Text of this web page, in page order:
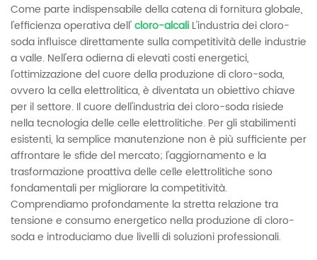
Come parte indispensabile della catena di fornitura globale,
l'efficienza operativa dell'cloro-alcali L'industria dei cloro-
soda influisce direttamente sulla competitività delle industrie
a valle. Nell'era odierna di elevati costi energetici,
l'ottimizzazione del cuore della produzione di cloro-soda,
ovvero la cella elettrolitica, è diventata un obiettivo chiave
per il settore. Il cuore dell'industria dei cloro-soda risiede
nella tecnologia delle celle elettrolitiche. Per gli stabilimenti
esistenti, la semplice manutenzione non è più sufficiente per
affrontare le sfide del mercato; l'aggiornamento e la
trasformazione proattiva delle celle elettrolitiche sono
fondamentali per migliorare la competitività.
Comprendiamo profondamente la stretta relazione tra
tensione e consumo energetico nella produzione di cloro-
soda e introduciamo due livelli di soluzioni professionali.